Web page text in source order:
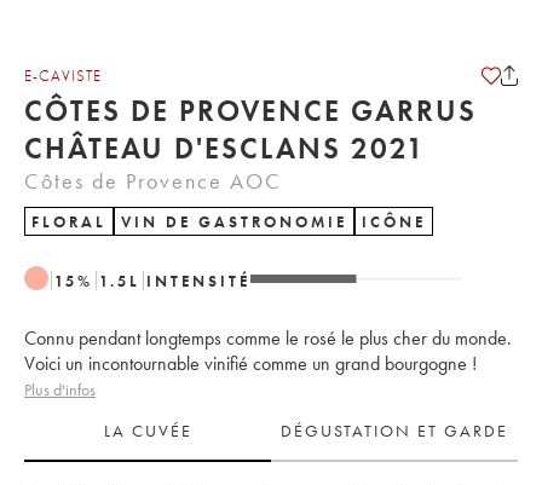
E-CAVISTE
CÔTES DE PROVENCE GARRUS
CHÂTEAU D'ESCLANS 2021
Côtes de Provence AOC
FLORAL VIN DE GASTRONOMIE ICÔNE
15% 1.5 L INTENSITÉ
Connu pendant longtemps comme le rosé le plus cher du monde.
Voici un incontournable vinifié comme un grand bourgogne !
Plus d'infos
LA CUVÉE
DÉGUSTATION ET GARDE